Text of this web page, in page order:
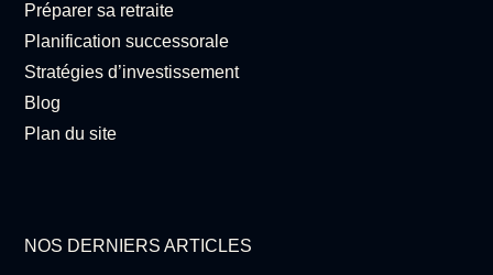
Préparer sa retraite
Planification successorale
Stratégies d’investissement
Blog
Plan du site
NOS DERNIERS ARTICLES